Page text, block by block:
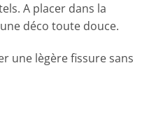
A placer dans la
déco toute douce.
une lègère fissure sans